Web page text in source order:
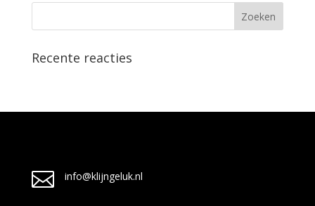
Recente reacties
 info@klijngeluk.nl